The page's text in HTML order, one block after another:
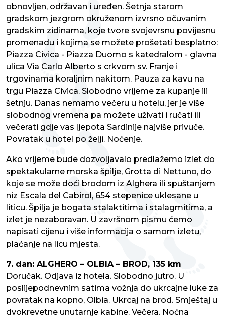
obnovljen, održavan i uređen. Šetnja starom
gradskom jezgrom okruženom izvrsno očuvanim
gradskim zidinama, koje tvore svojevrsnu povijesnu
promenadu i kojima se možete prošetati besplatno:
Piazza Civica - Piazza Duomo s katedralom - glavna
ulica Via Carlo Alberto s crkvom sv. Franje i
trgovinama koraljnim nakitom. Pauza za kavu na
trgu Piazza Civica. Slobodno vrijeme za kupanje ili
šetnju. Danas nemamo večeru u hotelu, jer je više
slobodnog vremena pa možete uživati i ručati ili
večerati gdje vas ljepota Sardinije najviše privuče.
Povratak u hotel po želji. Noćenje.
Ako vrijeme bude dozvoljavalo predlažemo izlet do
spektakularne morska špilje, Grotta di Nettuno, do
koje se može doći brodom iz Alghera ili spuštanjem
niz Escala del Cabirol, 654 stepenice uklesane u
liticu. Špilja je bogata stalaktitima i stalagmitima, a
izlet je nezaboravan. U završnom pismu ćemo
napisati cijenu i više informacija o samom izletu,
plaćanje na licu mjesta.
7. dan: ALGHERO – OLBIA – BROD, 135 km
Doručak. Odjava iz hotela. Slobodno jutro. U
poslijepodnevnim satima vožnja do ukrcajne luke za
povratak na kopno, Olbia. Ukrcaj na brod. Smještaj u
dvokrevetne unutarnje kabine. Večera. Noćna